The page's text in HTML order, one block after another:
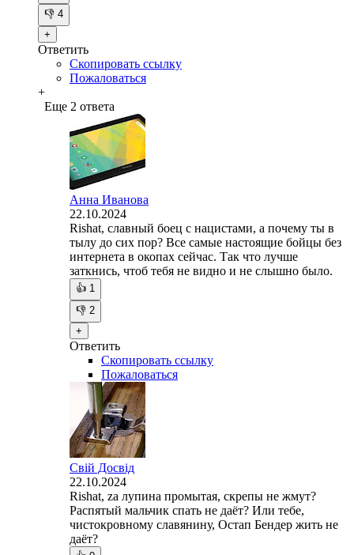
👎 4
+
Ответить
Скопировать ссылку
Пожаловаться
+
Еще 2 ответа
Анна Иванова
22.10.2024
Rishat, славный боец с нацистами, а почему ты в
тылу до сих пор? Все самые настоящие бойцы без
интернета в окопах сейчас. Так что лучше
заткнись, чтоб тебя не видно и не слышно было.
👍 1
👎 2
+
Ответить
Скопировать ссылку
Пожаловаться
Свій Досвід
22.10.2024
Rishat, za лупина промытая, скрепы не жмут?
Распятый мальчик спать не даёт? Или тебе,
чистокровному славянину, Остап Бендер жить не
даёт?